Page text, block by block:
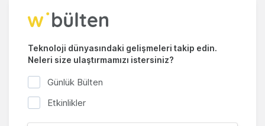
Teknoloji dünyasındaki gelişmeleri takip edin.
Neleri size ulaştırmamızı istersiniz?
Günlük Bülten
Etkinlikler